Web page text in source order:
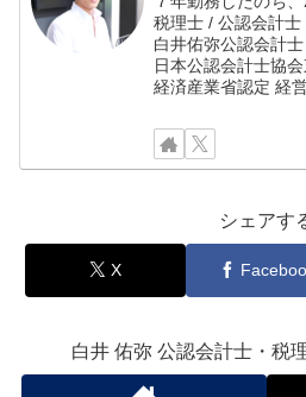
税理士 / 公認会計士
白井佑弥公認会計
日本公認会計士協
経済産業省認定 経
シェアす
X
白井 佑弥 公認会計士・税